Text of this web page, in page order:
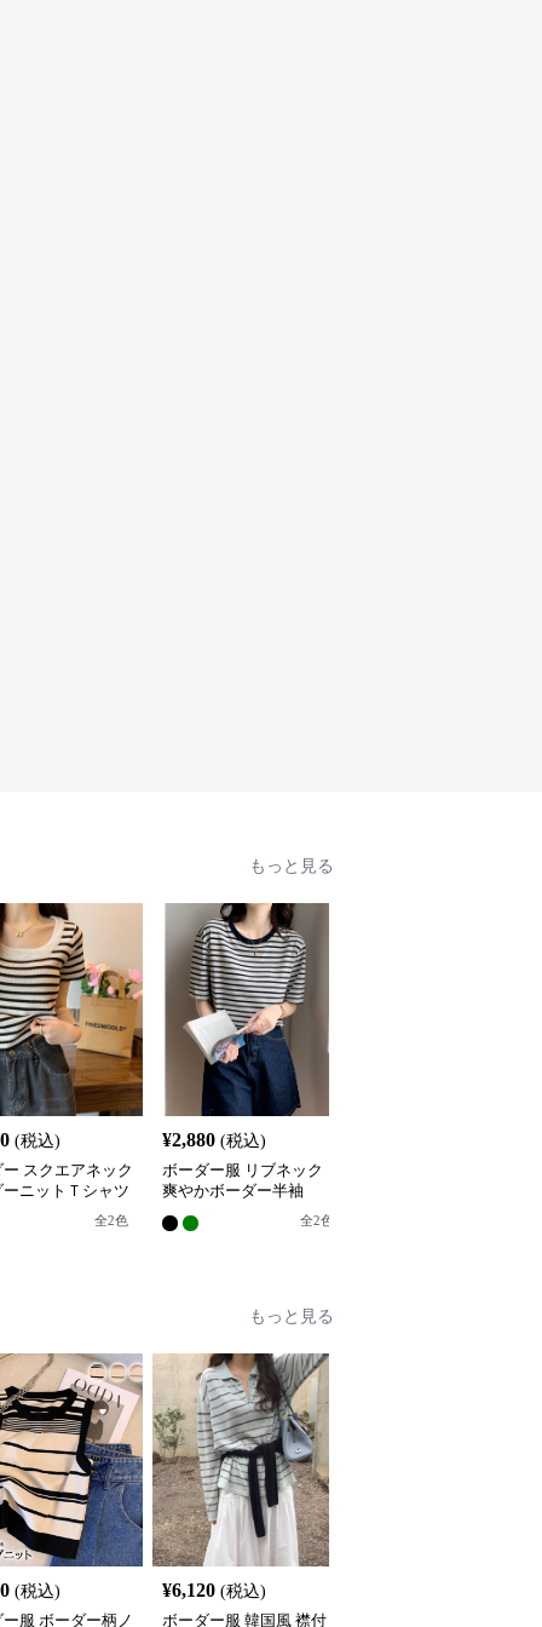
もっと見る
(税込)
スクエアネック
ニットＴシャツ
全2色
¥2,880 (税込)
ボーダー服 リブネック
爽やかボーダー半袖
全2色
もっと見る
(税込)
服 ボーダー柄ノ
¥6,120 (税込)
ボーダー服 韓国風 襟付